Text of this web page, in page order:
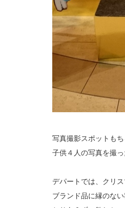
写真撮影スポットもち
子供４人の写真を撮
デパートでは、クリ
ブランド品に縁のな